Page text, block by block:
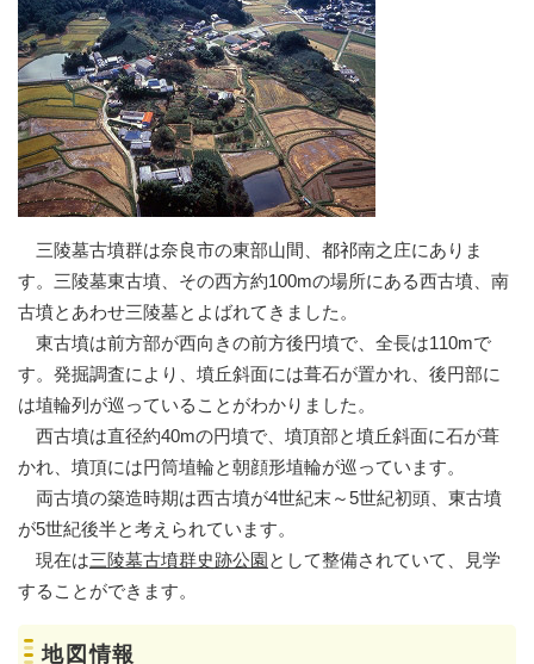
三陵墓古墳群は奈良市の東部山間、都祁南之庄にありま
す。三陵墓東古墳、その西方約100mの場所にある西古墳、南
古墳とあわせ三陵墓とよばれてきました。
東古墳は前方部が西向きの前方後円墳で、全長は110mで
す。発掘調査により、墳丘斜面には葺石が置かれ、後円部に
は埴輪列が巡っていることがわかりました。
西古墳は直径約40mの円墳で、墳頂部と墳丘斜面に石が葺
かれ、墳頂には円筒埴輪と朝顔形埴輪が巡っています。
両古墳の築造時期は西古墳が4世紀末～5世紀初頭、東古墳
が5世紀後半と考えられています。
現在は三陵墓古墳群史跡公園として整備されていて、見学
することができます。
地図情報